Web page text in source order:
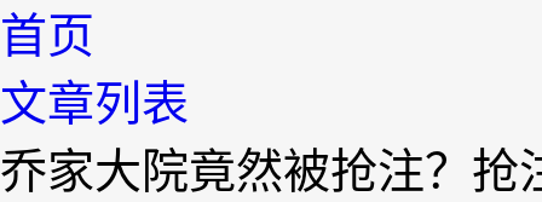
首页
文章列表
乔家大院竟然被抢注？抢